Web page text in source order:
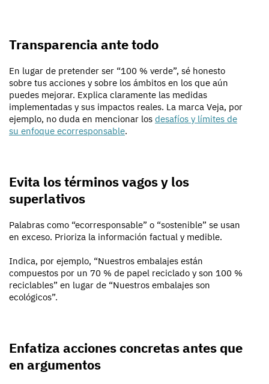
Transparencia ante todo
En lugar de pretender ser “100 % verde”, sé honesto
sobre tus acciones y sobre los ámbitos en los que aún
puedes mejorar. Explica claramente las medidas
implementadas y sus impactos reales. La marca Veja, por
ejemplo, no duda en mencionar los desafíos y límites de
su enfoque ecorresponsable.
Evita los términos vagos y los
superlativos
Palabras como “ecorresponsable” o “sostenible” se usan
en exceso. Prioriza la información factual y medible.
Indica, por ejemplo, “Nuestros embalajes están
compuestos por un 70 % de papel reciclado y son 100 %
reciclables” en lugar de “Nuestros embalajes son
ecológicos”.
Enfatiza acciones concretas antes que
en argumentos